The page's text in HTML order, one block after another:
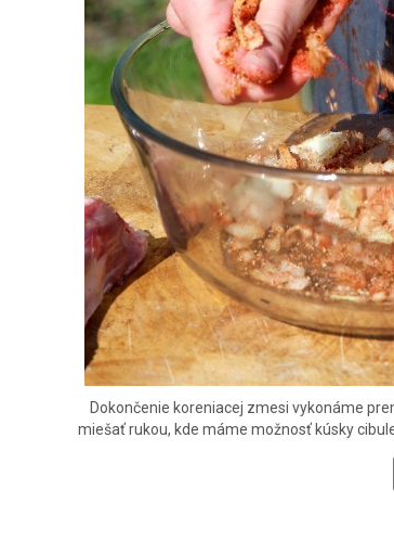
Dokončenie koreniacej zmesi vykonáme
miešať rukou, kde máme možnosť kúsky